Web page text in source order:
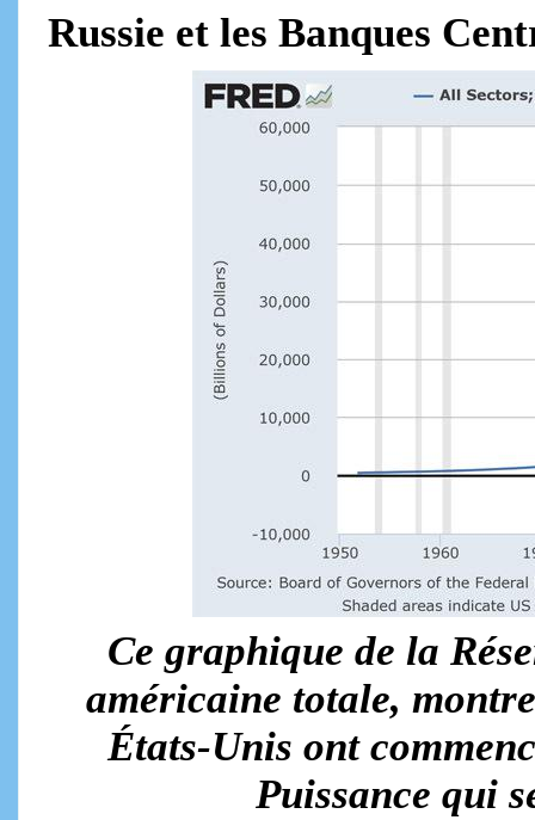
Russie et les Banques
Ce graphique de la
américaine totale,
États-Unis ont
Puissance qui